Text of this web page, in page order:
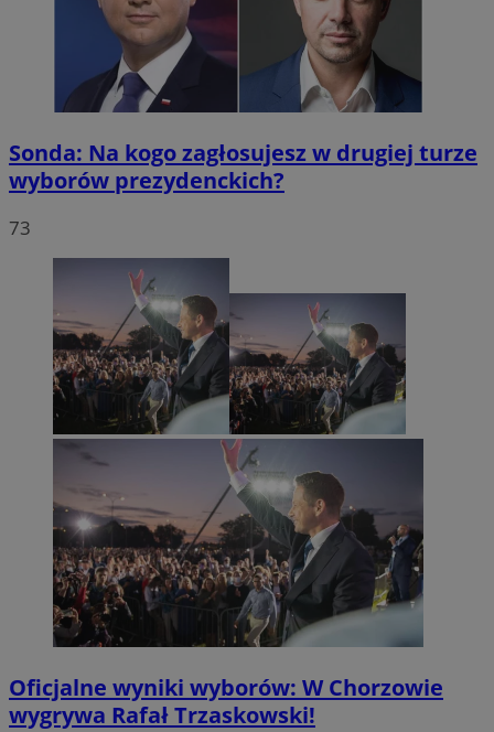
Sonda: Na kogo zagłosujesz w drugiej turze
wyborów prezydenckich?
73
Oficjalne wyniki wyborów: W Chorzowie
wygrywa Rafał Trzaskowski!